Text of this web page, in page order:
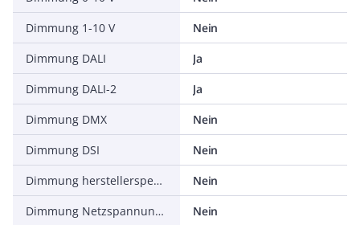
Dimmung 1-10 V
Nein
Dimmung DALI
Ja
Dimmung DALI-2
Ja
Dimmung DMX
Nein
Dimmung DSI
Nein
Dimmung herstellerspezifisch
Nein
Dimmung Netzspannungsmodulation
Nein